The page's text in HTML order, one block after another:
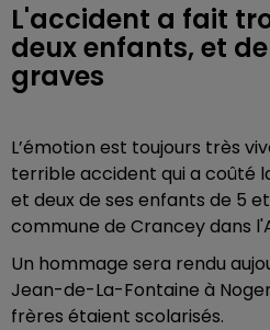
L'accident a fait
deux enfants, et
graves
L’émotion est toujours très
terrible accident qui a coûté
et deux de ses enfants de 5
commune de Crancey dans
Un hommage sera rendu
Jean-de-La-Fontaine à
frères étaient scolarisés.